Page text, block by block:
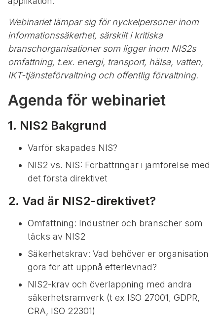
Webinariet lämpar sig för nyckelpersoner inom
informationssäkerhet, särskilt i kritiska
branschorganisationer som ligger inom NIS2s
omfattning, t.ex. energi, transport, hälsa, vatten,
IKT-tjänsteförvaltning och offentlig förvaltning.
Agenda för webinariet
1. NIS2 Bakgrund
Varför skapades NIS?
NIS2 vs. NIS: Förbättringar i jämförelse med
det första direktivet
2. Vad är NIS2-direktivet?
Omfattning: Industrier och branscher som
täcks av NIS2
Säkerhetskrav: Vad behöver er organisation
göra för att uppnå efterlevnad?
NIS2-krav och överlappning med andra
säkerhetsramverk (t ex ISO 27001, GDPR,
CRA, ISO 22301)